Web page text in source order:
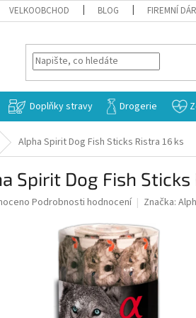
VELKOOBCHOD BLOG FIREMNÍ
Doplňky stravy Drogerie
Alpha Spirit Dog Fish Sticks Ristra 16 ks
Spirit Dog Fish Sticks
Podrobnosti hodnocení Značka: